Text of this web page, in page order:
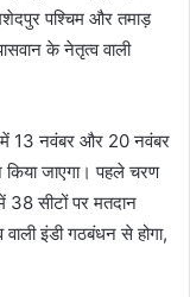
पश्चिम और तमाड़
के नेतृत्व वाली
में 13 नवंबर और 20 नवंबर
किया जाएगा। पहले चरण
38 सीटों पर मतदान
इंडी गठबंधन से होगा,